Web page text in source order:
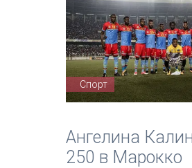
Спорт
Ангелина
250 в Марокко